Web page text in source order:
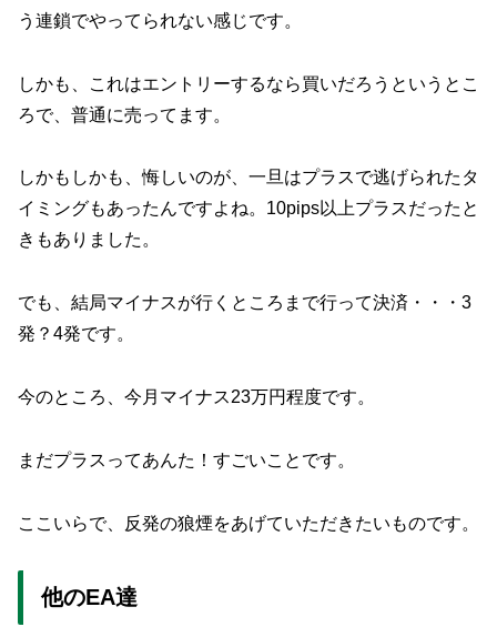
う連鎖でやってられない感じです。
しかも、これはエントリーするなら買いだろうというとこ
ろで、普通に売ってます。
しかもしかも、悔しいのが、一旦はプラスで逃げられたタ
イミングもあったんですよね。10pips以上プラスだったと
きもありました。
でも、結局マイナスが行くところまで行って決済・・・3
発？4発です。
今のところ、今月マイナス23万円程度です。
まだプラスってあんた！すごいことです。
ここいらで、反発の狼煙をあげていただきたいものです。
他のEA達